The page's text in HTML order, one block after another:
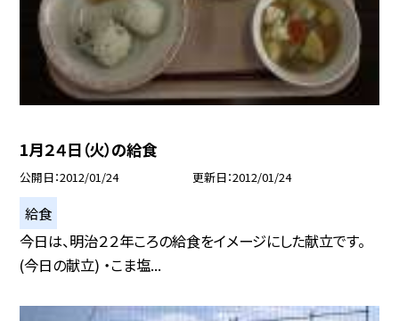
1月２４日（火）の給食
公開日 2012/01/24 更新日 2012/01/24
給食
今日は、明治２２年ころの給食をイメージにした献立です。
(今日の献立) ・こま塩...